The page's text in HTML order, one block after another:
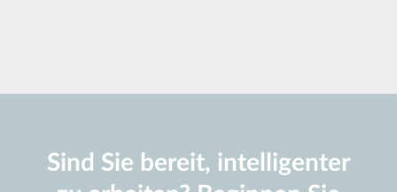
Sind Sie bereit, intelligenter